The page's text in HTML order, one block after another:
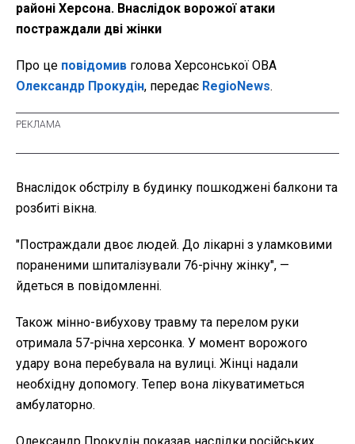
районі Херсона. Внаслідок ворожої атаки
постраждали дві жінки
Про це повідомив голова Херсонської ОВА
Олександр Прокудін, передає RegioNews.
Внаслідок обстрілу в будинку пошкоджені балкони та
розбиті вікна.
"Постраждали двоє людей. До лікарні з уламковими
пораненими шпиталізували 76-річну жінку", —
йдеться в повідомленні.
Також мінно-вибухову травму та перелом руки
отримала 57-річна херсонка. У момент ворожого
удару вона перебувала на вулиці. Жінці надали
необхідну допомогу. Тепер вона лікуватиметься
амбулаторно.